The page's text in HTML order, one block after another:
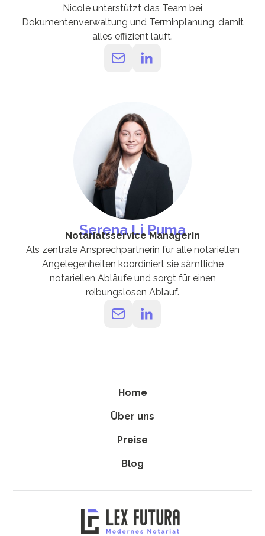
Nicole unterstützt das Team bei
Dokumentenverwaltung und Terminplanung, damit
alles effizient läuft.
Serena Li Puma
Notariatsservice Managerin
Als zentrale Ansprechpartnerin für alle notariellen
Angelegenheiten koordiniert sie sämtliche
notariellen Abläufe und sorgt für einen
reibungslosen Ablauf.
Home
Über uns
Preise
Blog